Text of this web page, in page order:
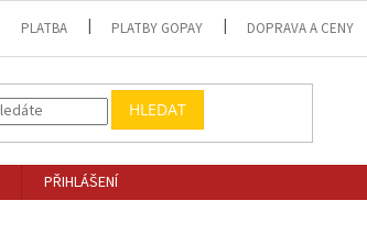
PLATBA PLATBY GOPAY DOPRAVA A CENY
HLEDAT
PŘIHLÁŠENÍ